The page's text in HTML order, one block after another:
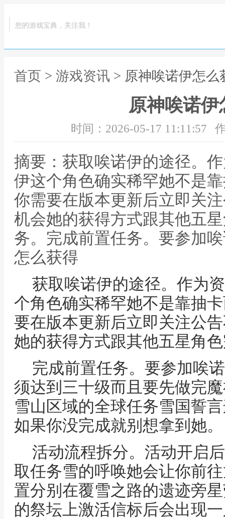
您的游戏宝典，关注我！
首页 > 游戏资讯 > 原神唉诺伊怎么
原神唉诺伊
时间：2026-05-17 11:11:57
摘要：获取唉诺伊的途径。
伊这个角色确实稀罕她不是
你需要在版本更新后立即关
机会她的获得方式跟其他五
务。完成前置任务。要参加
怎么获得
获取唉诺伊的途径。作为
个角色确实稀罕她不是靠抽
要在版本更新后立即关注公
她的获得方式跟其他五星角
完成前置任务。要参加唉
须达到三十级而且要先做完
雪山区域的全球任务雪国誓
如果你没完成就别想拿到她。
活动流程拆分。活动开启
取任务雪的呼唤她会让你前
置分别在覆雪之路的遗迹旁
的祭坛上激活信标后会出现